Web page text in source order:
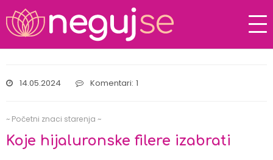
14.05.2024 Komentari: 1
~ Početni znaci starenja ~
Koje hijaluronske filere izabrati